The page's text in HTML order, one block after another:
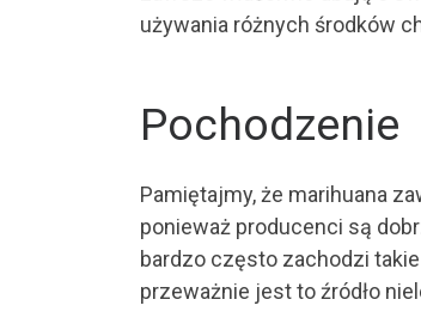
używania różnych środków
Pochodzenie
Pamiętajmy, że marihuana
ponieważ producenci są
bardzo często zachodzi
przeważnie jest to źródło